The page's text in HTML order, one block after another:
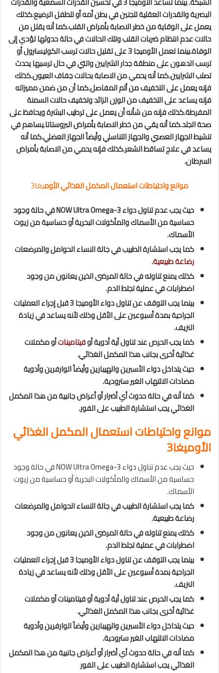
البصرية والقدرات العقلية للجنين في بطن أمه أو للطفل الرضيع.كذلك
يعمل على الوقاية من خطر الاصابة بأمراض القلب.كما أنه يقلل من
حالات عدم انتظام ضربات القلب وتلك الحالات في حالة حدوثها تؤدي إلى
الوفاة.بينما تعمل الأوميجا 3 على تقليل حالات ترسب الكوليسترول أو
ترسب الدهون على منطقة جدار الشرايين والتي في حال ترسبها يحدث
تصلب الشرايين.كما أنه يحمي من الاصابة بحالات جفاف العيون.كذلك
فإنه يعمل على التخفيف من ألم المفاصل.كما أن من ضمن مميزاته
فإنه يساعد على التخفيف من الوزن الزائد وتخفيف حالات السمنة
المفرطة.كذلك فإنه من شأنه أن يعمل على ترطيب البشرة ويحافظ على
صحة الجلد.كما أنه يقي من خطر الاصابة بأمراض البروستاتا.يساهم في
تنشيط الجهاز العصبي والجهاز التناسلي وأيضاً الجهاز العضلي.كما أنه
يساعد في علاج تساقط الشعر.كذلك فإنه يحمي من الاصابة بأمراض
السرطان.
موانع واحتياطات استعمال المكمل الغذائي الأوميغا3
حيث يجب عدم تناول دواء NOW Ultra Omega-3 في حالة وجود
حساسية من الأسماك والمأكولات البحرية أو حساسية من زيوت
الأسماك.
كما يجب استشارة الطبيب في جالة النساء الحوامل والمرضعات
رضاعة طبيعية.
كذلك يمنع تناوله في حالة المرضى الذين يعانون من وجود
اضطرابات في عملية تجلط الدم.
بينما يجب التوقف عن تناول دواء الأوميجا 3 قبل إجراء العمليات
الجراحية بمدة أسبوعين على الأقل وذلك لأنه يساعد في زيادة
النزيف.
كما يجب الحرص عند تناول أية أدوية أوفيتاميناتأو مكملات
غذائية أخرى بجانب هذا المكمل الغذائي.
حيث يتداخل دواء الأسبرينوالهيبارين وأيضاً الوارفرين وأدوية
مضادات الالتهاب الغير سترودية.
كما أنه في حالة حدوث أي أضرار أو أعراض جانبية من هذا المكمل
الغذائي يجب استشارة الطبيب على الفور.
موانع واحتياطات استعمال المكمل الغذائي
الأوميغا3
حيث يجب عدم تناول دواء NOW Ultra Omega-3 في حالة وجود
حساسية من الأسماك والمأكولات البحرية أو حساسية من زيوت
الأسماك.
كما يجب استشارة الطبيب في جالة النساء الحوامل والمرضعات
رضاعة طبيعية.
كذلك يمنع تناوله في حالة المرضى الذين يعانون من وجود
اضطرابات في عملية تجلط الدم.
بينما يجب التوقف عن تناول دواء الأوميجا 3 قبل إجراء العمليات
الجراحية بمدة أسبوعين على الأقل وذلك لأنه يساعد في زيادة
النزيف.
كما يجب الحرص عند تناول أية أدوية أو فيتامينات أو مكملات
غذائية أخرى بجانب هذا المكمل الغذائي.
حيث يتداخل دواء الأسبرينوالهيبارين وأيضاً الوارفرين وأدوية
مضادات الالتهاب الغير سترودية.
كما أنه في حالة حدوث أي أضرار أو أعراض جانبية من هذا المكمل
الغذائي يجب استشارة الطبيب على الفور